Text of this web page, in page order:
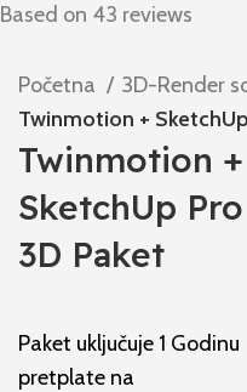
Based on 43 reviews
Početna
3D-Render
Twinmotion +
Twinmotion +
SketchUp Pro
3D Paket
Paket uključuje 1 Godinu
pretplate na